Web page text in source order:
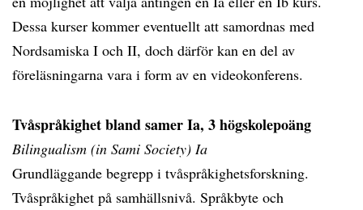
Dessa kurser kommer eventuellt att samordnas med
Nordsamiska I och II, doch därför kan en del av
föreläsningarna vara i form av en videokonferens.
Tvåspråkighet bland samer Ia, 3 högskolepoäng
Bilingualism (in Sami Society) Ia
Grundläggande begrepp i tvåspråkighetsforskning.
Tvåspråkighet på samhällsnivå. Språkbyte och